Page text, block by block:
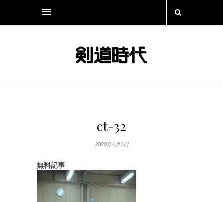
ct-32
2020年4月1日
無料記事